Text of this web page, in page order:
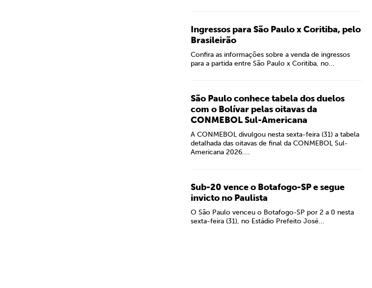
Ingressos para São Paulo x Coritiba, pelo
Brasileirão
Confira as informações sobre a venda de ingressos
para a partida entre São Paulo x Coritiba, no...
São Paulo conhece tabela dos duelos
com o Bolívar pelas oitavas da
CONMEBOL Sul-Americana
A CONMEBOL divulgou nesta sexta-feira (31) a tabela
detalhada das oitavas de final da CONMEBOL Sul-
Americana 2026....
Sub-20 vence o Botafogo-SP e segue
invicto no Paulista
O São Paulo venceu o Botafogo-SP por 2 a 0 nesta
sexta-feira (31), no Estádio Prefeito José...